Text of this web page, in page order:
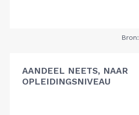
Bron:
AANDEEL NEETS, NAAR
OPLEIDINGSNIVEAU